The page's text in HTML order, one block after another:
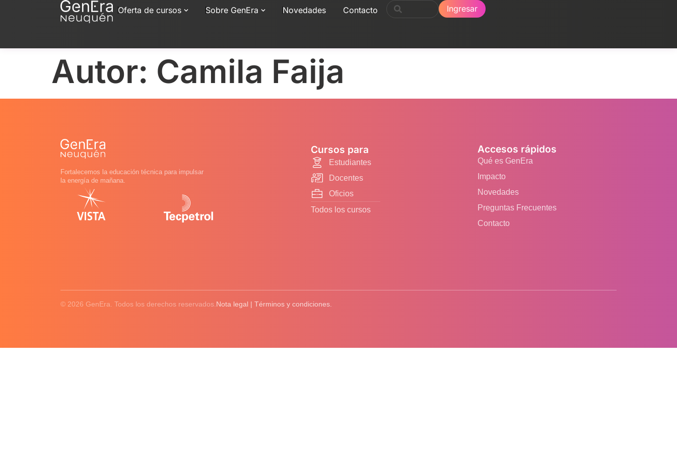
Oferta de cursos Sobre GenEra Novedades Contacto Ingresar
Autor: Camila Faija
Fortalecemos la educación técnica para impulsar
la energía de mañana.
Cursos para
Estudiantes
Docentes
Oficios
Todos los cursos
Accesos rápidos
Qué es GenEra
Impacto
Novedades
Preguntas Frecuentes
Contacto
© 2026 GenEra. Todos los derechos reservados. Nota legal | Términos y condiciones.